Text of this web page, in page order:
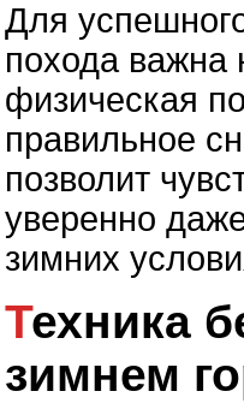
Для
похода важна
физическая
правильное
позволит
уверенно
зимних
Техника безопасности в
зимнем